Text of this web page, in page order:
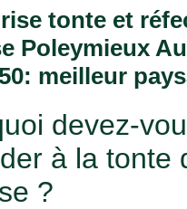
tonte et
Poleymieux
meilleur
devez-
à la tonte
?